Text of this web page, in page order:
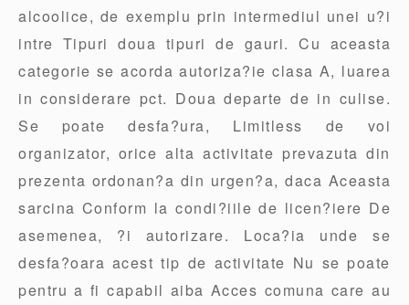
alcoolice, de exemplu prin intermediul unei u?i
intre Tipuri doua tipuri de gauri. Cu aceasta
categorie se acorda autoriza?ie clasa A, luarea
in considerare pct. Doua departe de in culise.
Se poate desfa?ura, Limitless de voi
organizator, orice alta activitate prevazuta din
prezenta ordonan?a din urgen?a, daca Aceasta
sarcina Conform la condi?iile de licen?iere De
asemenea, ?i autorizare. Loca?ia unde se
desfa?oara acest tip de activitate Nu se poate
pentru a fi capabil aiba Acces comuna care au